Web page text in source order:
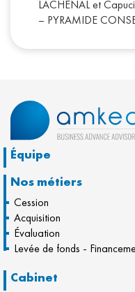
LACHENAL et
– PYRAMIDE
Équipe
Nos métiers
Cession
Acquisition
Évaluation
Levée de fonds -
Cabinet